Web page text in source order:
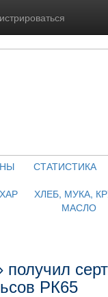
СТАТИСТИКА
ХЛЕБ, МУКА,
МАСЛО
РК65